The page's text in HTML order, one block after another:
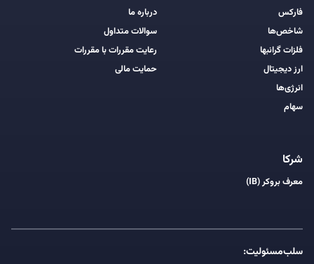
فارکس
شاخص‌ها
فلزات گرانبها
ارز دیجیتال
انرژی‌ها
سهام
درباره ما
سوالات متداول
رعایت مقررات با مقررات
حمایت مالی
شرکا
معرف بروکر (IB)
سلب‌مسئولیت: